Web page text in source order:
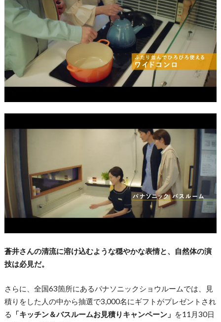
蒼井さんの清流に溶け込むような穏やかな表情と、自然体の演
技は必見だ。
さらに、全国63箇所にあるパナソニックショウルームでは、見
積りをした人の中から抽選で3,000名にギフトがプレゼントされ
る
「キッチン＆バスルームお見積りキャンペーン」 を11月30日